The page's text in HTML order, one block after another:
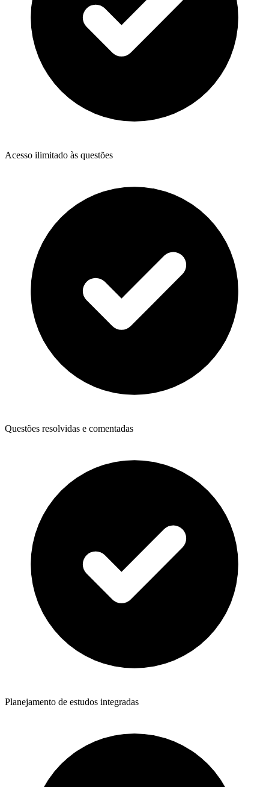
Acesso ilimitado às questões
Questões resolvidas e comentadas
Planejamento de estudos integradas